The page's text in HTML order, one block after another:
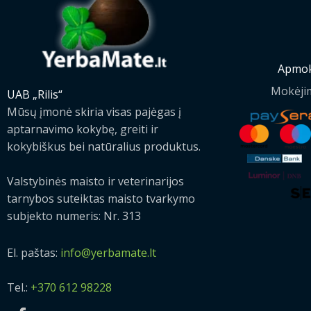
UAB „Rilis“
Mūsų įmonė skiria visas pajėgas į
aptarnavimo kokybę, greiti ir
kokybiškus bei natūralius produktus.
Valstybinės maisto ir veterinarijos
tarnybos suteiktas maisto tvarkymo
subjekto numeris: Nr. 313
El. paštas: info@yerbamate.lt
Tel.: +370 612 98228